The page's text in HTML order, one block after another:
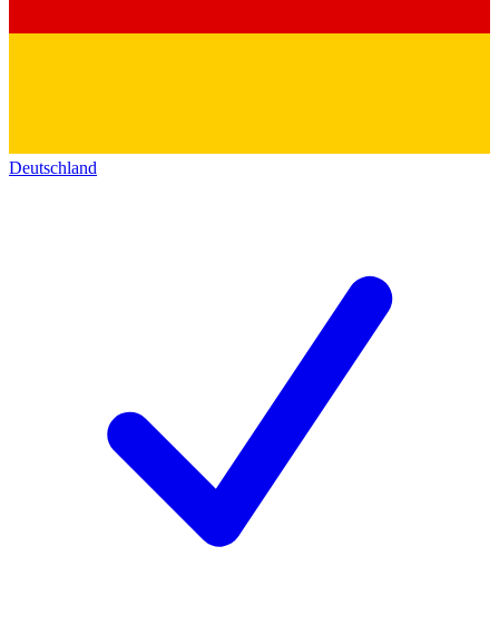
Deutschland